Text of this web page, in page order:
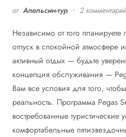
от Апельсин-тур 2
Независимо от того
отпуск в спокойной атмосфере
активный отдых — будьте
концепция обслуживания —
Вам все условия для того,
реальность. Программа Pegas
востребованные туристические
комфортабельные